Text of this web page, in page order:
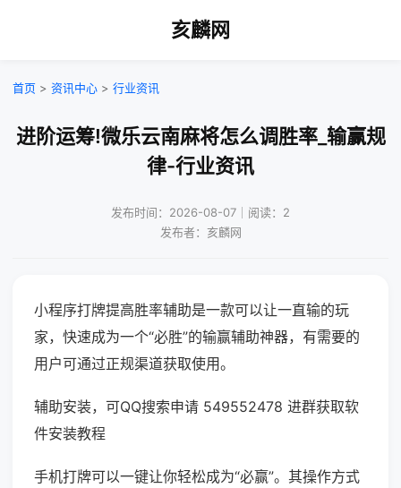
亥麟网
首页 > 资讯中心 > 行业资讯
进阶运筹!微乐云南麻将怎么调胜率_输赢规
律-行业资讯
发布时间：2026-08-07｜阅读：2
发布者：亥麟网
小程序打牌提高胜率辅助是一款可以让一直输的玩
家，快速成为一个“必胜”的输赢辅助神器，有需要的
用户可通过正规渠道获取使用。
辅助安装，可QQ搜索申请 549552478 进群获取软
件安装教程
手机打牌可以一键让你轻松成为“必赢”。其操作方式